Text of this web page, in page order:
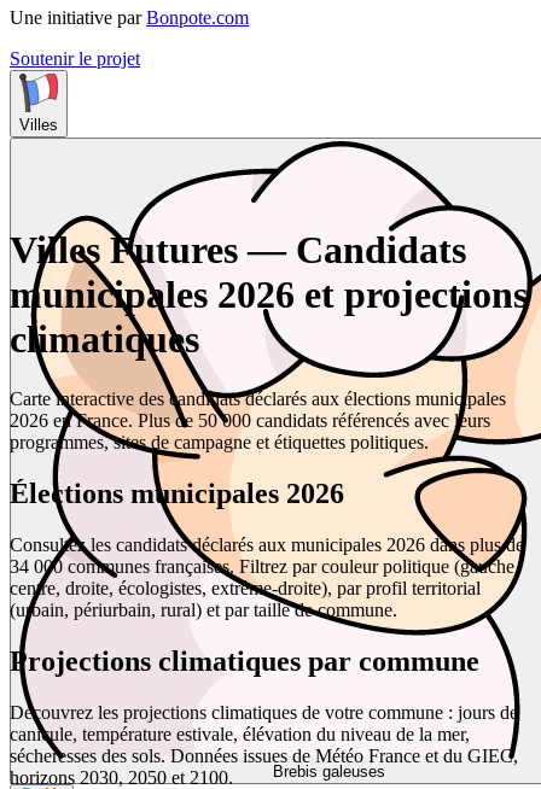
Une initiative par Bonpote.com
Soutenir le projet
Villes
Brebis galeuses
Villes Futures — Candidats
municipales 2026 et projections
climatiques
Carte interactive des candidats déclarés aux élections municipales
2026 en France. Plus de 50 000 candidats référencés avec leurs
programmes, sites de campagne et étiquettes politiques.
Élections municipales 2026
Consultez les candidats déclarés aux municipales 2026 dans plus de
34 000 communes françaises. Filtrez par couleur politique (gauche,
centre, droite, écologistes, extrême-droite), par profil territorial
(urbain, périurbain, rural) et par taille de commune.
Projections climatiques par commune
Découvrez les projections climatiques de votre commune : jours de
canicule, température estivale, élévation du niveau de la mer,
sécheresses des sols. Données issues de Météo France et du GIEC,
horizons 2030, 2050 et 2100.